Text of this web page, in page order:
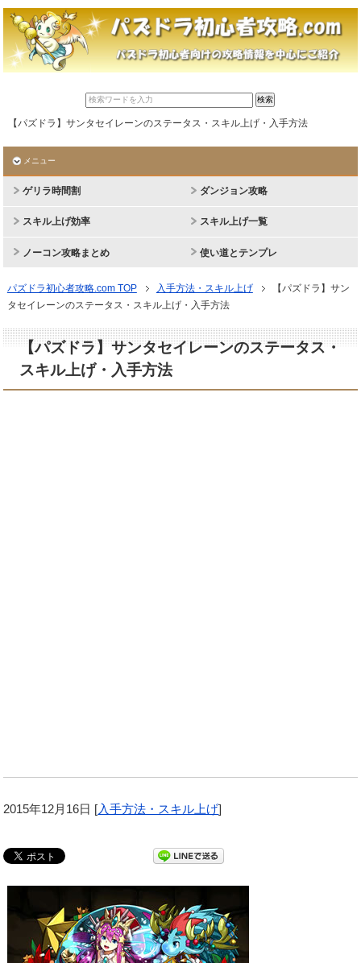
【パズドラ】サンタセイレーンのステータス・スキル上げ・入手方法
メニュー
ゲリラ時間割 ダンジョン攻略
スキル上げ効率 スキル上げ一覧
ノーコン攻略まとめ 使い道とテンプレ
パズドラ初心者攻略.com TOP 入手方法・スキル上げ
【パズドラ】サン
タセイレーンのステータス・スキル上げ・入手方法
【パズドラ】サンタセイレーンのステータス・
スキル上げ・入手方法
2015年12月16日 [入手方法・スキル上げ]